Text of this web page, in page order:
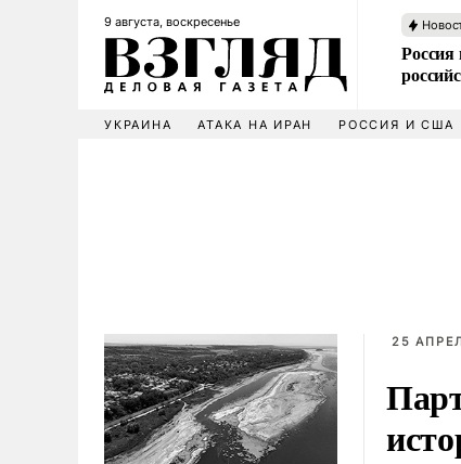
9 августа, воскресенье
УКРАИНА АТАКА НА ИРАН РОССИЯ И США
25